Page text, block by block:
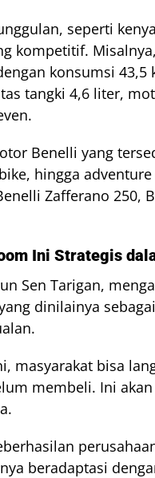
seperti
kompetitif.
konsumsi
tangki 4,6 liter,
Benelli yang
hingga
Zafferano 250,
Ini Strategis
Sen Tarigan,
dinilainya
masyarakat bisa
membeli. Ini
beradaptasi